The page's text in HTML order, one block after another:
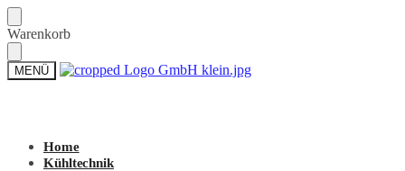
Skip
to
navigation
Skip
to
content
Warenkorb
MENÜ
Zum Shop
Home
Kühltechnik